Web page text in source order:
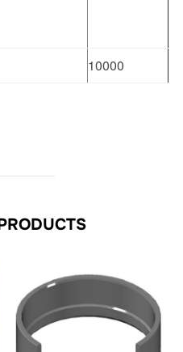
10000